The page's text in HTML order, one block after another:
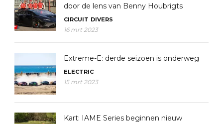
door de lens van Benny Houbrigts
CIRCUIT DIVERS
16 mrt 2023
Extreme-E: derde seizoen is onderweg
ELECTRIC
15 mrt 2023
Kart: IAME Series beginnen nieuw